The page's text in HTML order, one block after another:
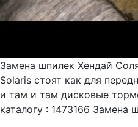
Замена шпилек Хендай
Solaris стоят как для
и там и там дисковые
каталогу : 1473166 Замена